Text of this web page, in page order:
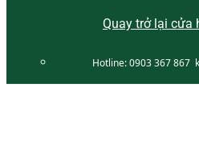
Quay trở lại cửa
Hotline:0903 367 867